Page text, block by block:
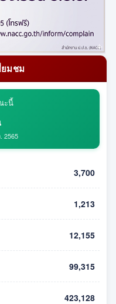
ยมชม
ะนี้
2565
3,700
1,213
12,155
99,315
423,128